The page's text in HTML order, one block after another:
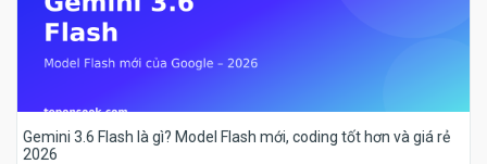
Gemini 3.6 Flash là gì? Model Flash mới, coding tốt hơn và giá rẻ
2026